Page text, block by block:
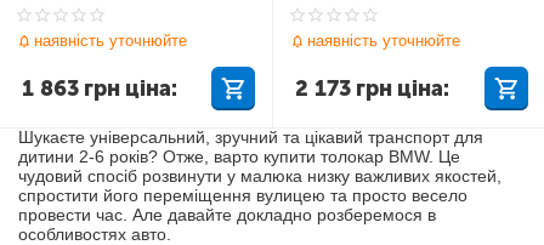
Шукаєте універсальний, зручний та цікавий транспорт для
дитини 2-6 років? Отже, варто купити толокар BMW. Це
чудовий спосіб розвинути у малюка низку важливих якостей,
спростити його переміщення вулицею та просто весело
провести час. Але давайте докладно розберемося в
особливостях авто.
наявність уточнюйте
1 863 грн ціна:
наявність уточнюйте
2 173 грн ціна: